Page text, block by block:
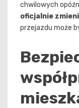
chwilowych
oficjalnie
przejazdu może